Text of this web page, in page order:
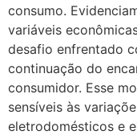
consumo.
variáveis
desafio enfrentado
continuação do
consumidor. Esse
sensíveis às
eletrodomésticos e